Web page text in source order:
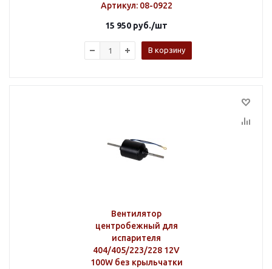
Артикул: 08-0922
15 950 руб./шт
В корзину
Вентилятор
центробежный для
испарителя
404/405/223/228 12V
100W без крыльчатки